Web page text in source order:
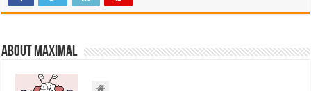
About Maximal